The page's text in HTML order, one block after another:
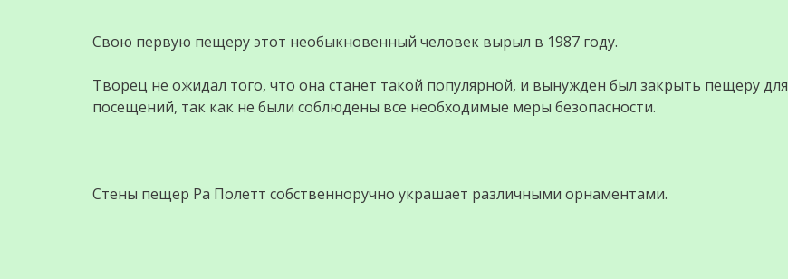
Свою первую пещеру этот необыкновенный человек вырыл в 1987 году.
Творец не ожидал того, что она станет такой популярной, и вынужден был закрыть пещеру для
посещений, так как не были соблюдены все необходимые меры безопасности.
Стены пещер Ра Полетт собственноручно украшает различными орнаментами.